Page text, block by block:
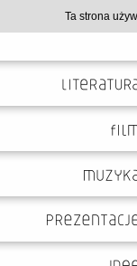
Ta strona